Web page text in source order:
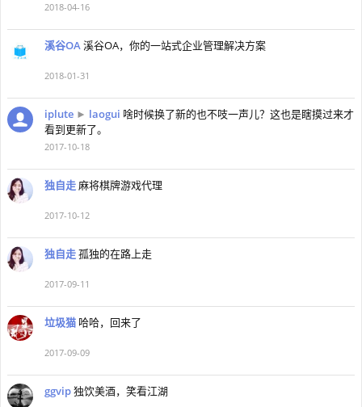
2018-04-16
溪谷OA溪谷OA，你的一站式企业管理解决方案
2018-01-31
iplute ► laogui 啥时候换了新的也不吱一声儿？这也是瞎摸过来才
看到更新了。
2017-10-18
独自走麻将棋牌游戏代理
2017-10-12
独自走孤独的在路上走
2017-09-11
垃圾猫 哈哈，回来了
2017-09-09
ggvip独饮美酒，笑看江湖